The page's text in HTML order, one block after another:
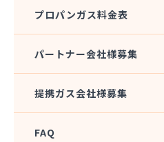
(株)シンサナミ
(株)セイカ 相模原営業所
(株)トーエル 保土ヶ谷緊急
(株)ナガタ
(株)ニイヤ
プロパンガス料金表
パートナー会社様募集
提携ガス会社様募集
FAQ